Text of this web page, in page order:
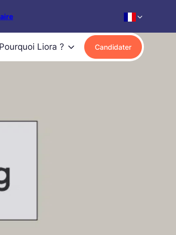
Pourquoi Liora ? Candidater